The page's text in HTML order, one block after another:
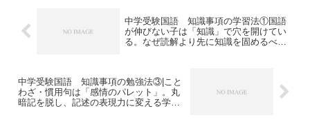
中学受験国語 知識事項の学習法①国語
が伸びない子は「知識」で穴を開けてい
る。なぜ読解より先に知識を固めるべき
中学受験国語 知識事項の勉強法③|こと
わざ・慣用句は「感情のパレット」。丸
暗記を脱し、記述の表現力に変える学習